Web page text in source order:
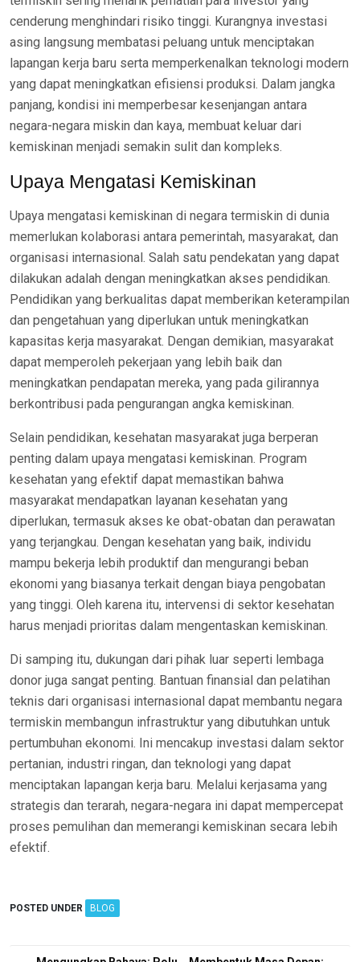
cenderung menghindari risiko tinggi. Kurangnya investasi
asing langsung membatasi peluang untuk menciptakan
lapangan kerja baru serta memperkenalkan teknologi modern
yang dapat meningkatkan efisiensi produksi. Dalam jangka
panjang, kondisi ini memperbesar kesenjangan antara
negara-negara miskin dan kaya, membuat keluar dari
kemiskinan menjadi semakin sulit dan kompleks.
Upaya Mengatasi Kemiskinan
Upaya mengatasi kemiskinan di negara termiskin di dunia
memerlukan kolaborasi antara pemerintah, masyarakat, dan
organisasi internasional. Salah satu pendekatan yang dapat
dilakukan adalah dengan meningkatkan akses pendidikan.
Pendidikan yang berkualitas dapat memberikan keterampilan
dan pengetahuan yang diperlukan untuk meningkatkan
kapasitas kerja masyarakat. Dengan demikian, masyarakat
dapat memperoleh pekerjaan yang lebih baik dan
meningkatkan pendapatan mereka, yang pada gilirannya
berkontribusi pada pengurangan angka kemiskinan.
Selain pendidikan, kesehatan masyarakat juga berperan
penting dalam upaya mengatasi kemiskinan. Program
kesehatan yang efektif dapat memastikan bahwa
masyarakat mendapatkan layanan kesehatan yang
diperlukan, termasuk akses ke obat-obatan dan perawatan
yang terjangkau. Dengan kesehatan yang baik, individu
mampu bekerja lebih produktif dan mengurangi beban
ekonomi yang biasanya terkait dengan biaya pengobatan
yang tinggi. Oleh karena itu, intervensi di sektor kesehatan
harus menjadi prioritas dalam mengentaskan kemiskinan.
Di samping itu, dukungan dari pihak luar seperti lembaga
donor juga sangat penting. Bantuan finansial dan pelatihan
teknis dari organisasi internasional dapat membantu negara
termiskin membangun infrastruktur yang dibutuhkan untuk
pertumbuhan ekonomi. Ini mencakup investasi dalam sektor
pertanian, industri ringan, dan teknologi yang dapat
menciptakan lapangan kerja baru. Melalui kerjasama yang
strategis dan terarah, negara-negara ini dapat mempercepat
proses pemulihan dan memerangi kemiskinan secara lebih
efektif.
POSTED UNDER BLOG